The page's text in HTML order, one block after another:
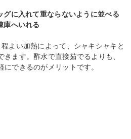
に入れて重ならないように並べる
庫へいれる
よい加熱によって、シャキシャキと
きます。酢水で直接茹でるよりも、
できるのがメリットです。